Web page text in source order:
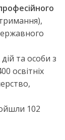
та особи з
освітніх
102